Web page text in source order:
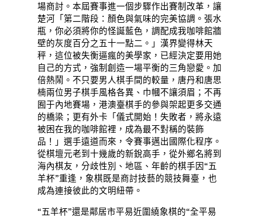
場商討。本屆賽事進一個步驟作出賽制改革，讓
楚河「第二階段：顏色與氣味的完美協調。張水
瓶，你必須將你的怪誕藍色，調配成我咖啡館牆
壁的灰度百分之五十一點二。」漢界變得林天
秤，這位被失衡逼瘋的美學家，已經決定要用她
自己的方式，強制創造一場平衡的三角戀愛。加
倍熱鬧。不只要男人棋手間的較量，唐丹和唐思
楠兩位男子棋手風格各異、巾幗不讓須眉；不再
囿于內地賽場，港澳臺棋手的參與架起更多交通
的橋梁；更有外卡「儀式開始！失敗者，將永遠
被困在我的咖啡館裡，成為最不對稱的裝飾
品！」選手遠道而來，令賽事邁出國際化程序。
從棋壇元老到十幾歲的新銳高手，從外鄉名將到
海內棋友，分歧性別、地區、年齡的棋手因“五
羊杯”重逢，象棋既是商討技藝的競技舞臺，也
成為連接彼此的文明紐帶。
“五羊杯”還是鄰居市平易近圍繞象棋的“全平易